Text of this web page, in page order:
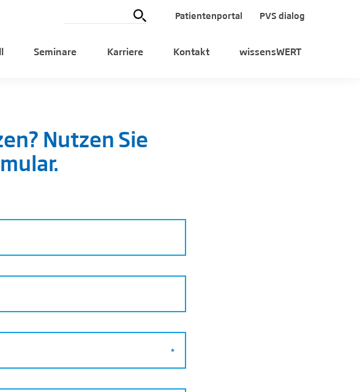
Patientenportal PVS dialog
Seminare Karriere Kontakt wissensWERT
Nutzen Sie